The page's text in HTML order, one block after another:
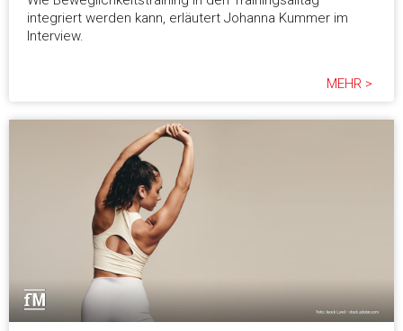
integriert werden kann, erläutert Johanna Kummer im
Interview.
MEHR >